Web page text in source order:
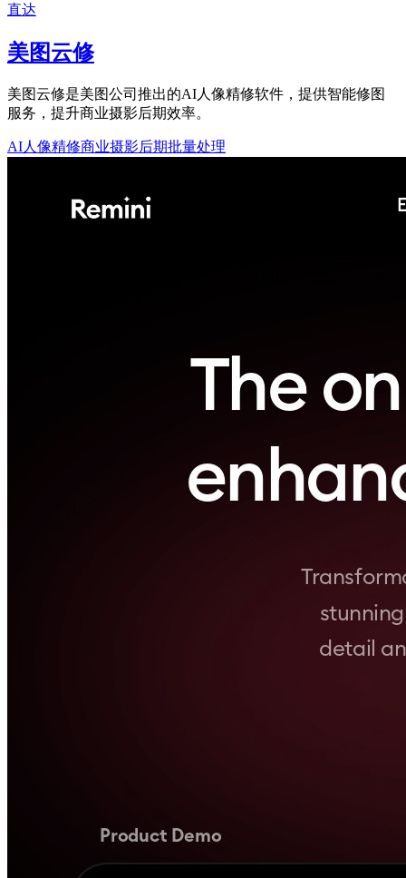
直达
美图云修
美图云修是美图公司推出的AI人像精修软件，提供智能修图
服务，提升商业摄影后期效率。
AI人像精修商业摄影后期批量处理